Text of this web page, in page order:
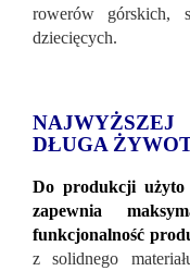
rowerów górskich,
dziecięcych.
DŁUGA
Do produkcji użyto
zapewnia
funkcjonalność
z solidnego